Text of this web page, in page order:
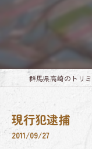
現行犯逮捕
2011/09/27